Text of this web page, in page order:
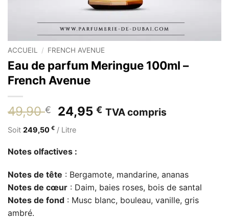
ACCUEIL / FRENCH AVENUE
Eau de parfum Meringue 100ml –
French Avenue
49,90€
Le
prix
initial
était :
49,90 €.
24,95€Le
TVA compris
Soit 249,50 € / Litre
Notes olfactives :
Notes de tête : Bergamote, mandarine, ananas
Notes de cœur : Daim, baies roses, bois de santal
Notes de fond : Musc blanc, bouleau, vanille, gris
ambré.